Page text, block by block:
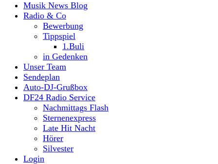
Musik News Blog
Radio & Co
Bewerbung
Tippspiel
1.Buli
in Gedenken
Unser Team
Sendeplan
Auto-DJ-Grußbox
DF24 Radio Service
Nachmittags Flash
Sternenexpress
Late Hit Nacht
Hörer
Silvester
Login